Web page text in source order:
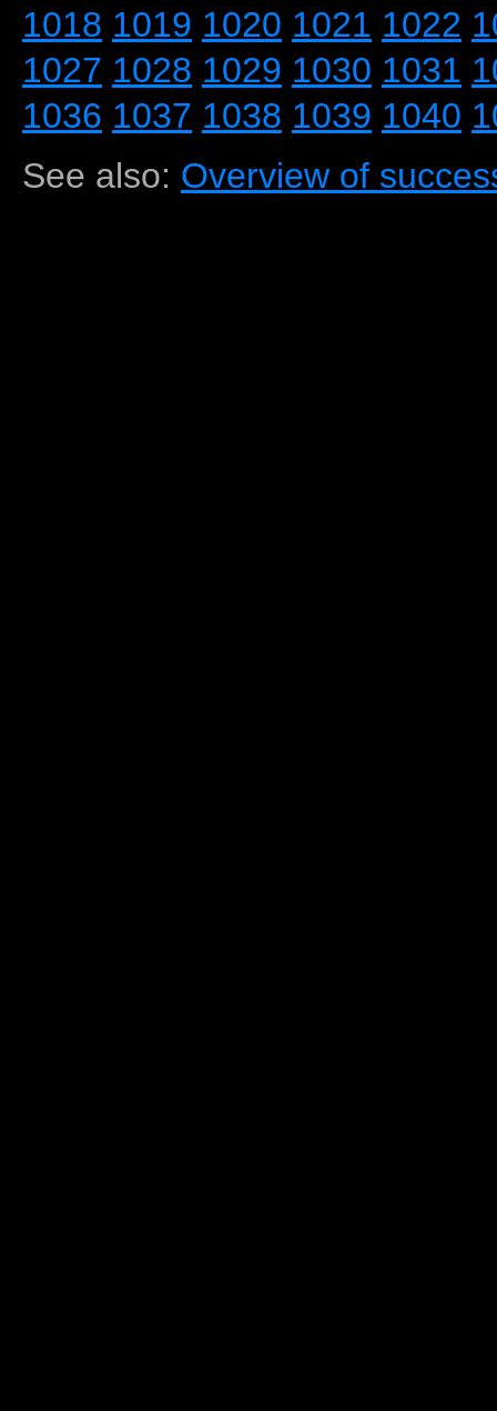
1018 1019 1020 1021 1022
1027 1028 1029 1030 1031
1036 1037 1038 1039 1040
See also: Overview of